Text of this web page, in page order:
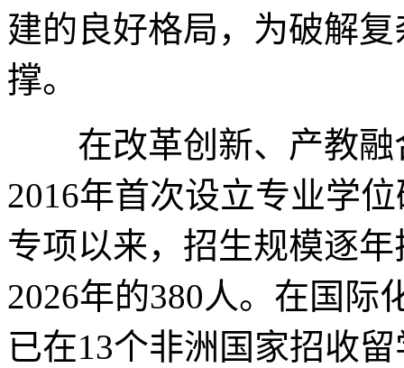
建的良好格局，为破解
撑。
在改革创新、产教融
2016年首次设立专业学
专项以来，招生规模逐
2026年的380人。在国际
已在13个非洲国家招收